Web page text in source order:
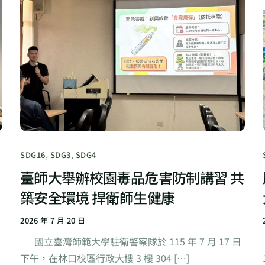
SDG16, SDG3, SDG4
臺師大舉辦校園毒品危害防制講習 共
築安全環境 捍衛師生健康
2026 年 7 月 20 日
國立臺灣師範大學駐衛警察隊於 115 年 7 月 17 日
下午，在林口校區行政大樓 3 樓 304 […]